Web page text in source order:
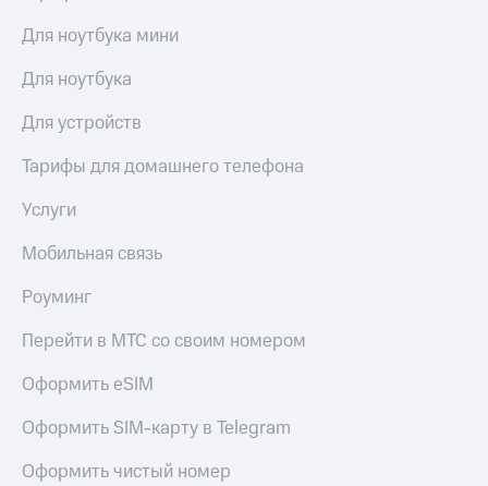
Для ноутбука мини
Для ноутбука
Для устройств
Тарифы для домашнего телефона
Услуги
Мобильная связь
Роуминг
Перейти в МТС со своим номером
Оформить eSIM
Оформить SIM-карту в Telegram
Оформить чистый номер